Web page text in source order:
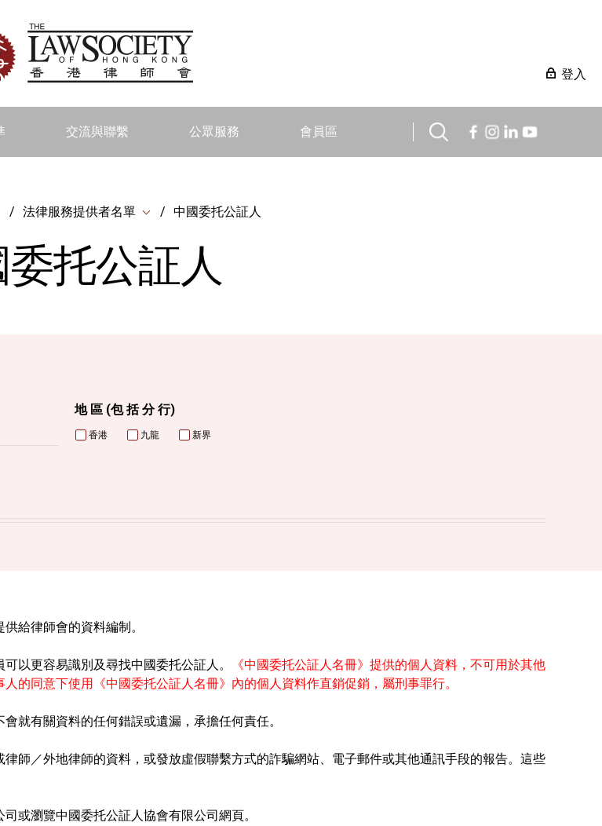
登入
交流與聯繫 公眾服務 會員區
法律服務提供者名單 中國委托公証人
托公証人
地 區 (包 括 分 行)
香港 九龍 新界
給律師會的資料編制。
以更容易識別及尋找中國委托公証人。
《中國委托公証人名冊》提供的個人資料，不可用於其他
的同意下使用《中國委托公証人名冊》內的個人資料作直銷促銷，屬刑事罪行。
就有關資料的任何錯誤或遺漏，承擔任何責任。
師／外地律師的資料，或發放虛假聯繫方式的詐騙網站、電子郵件或其他通訊手段的報告。這些
或瀏覽中國委托公証人協會有限公司網頁。